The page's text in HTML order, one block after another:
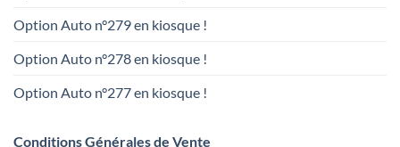
Option Auto n°279 en kiosque !
Option Auto n°278 en kiosque !
Option Auto n°277 en kiosque !
Conditions Générales de Vente